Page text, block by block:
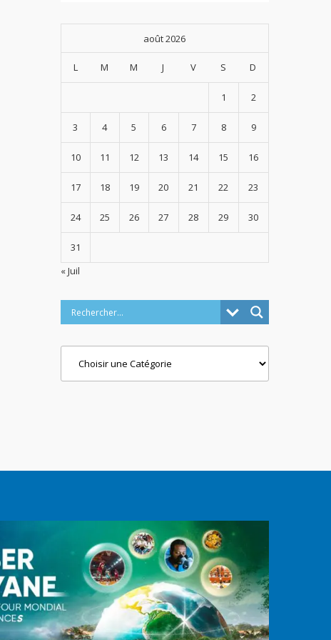
août 2026
L M M J V S D
1 2
3 4 5 6 7 8 9
10 11 12 13 14 15 16
17 18 19 20 21 22 23
24 25 26 27 28 29 30
31
« Juil